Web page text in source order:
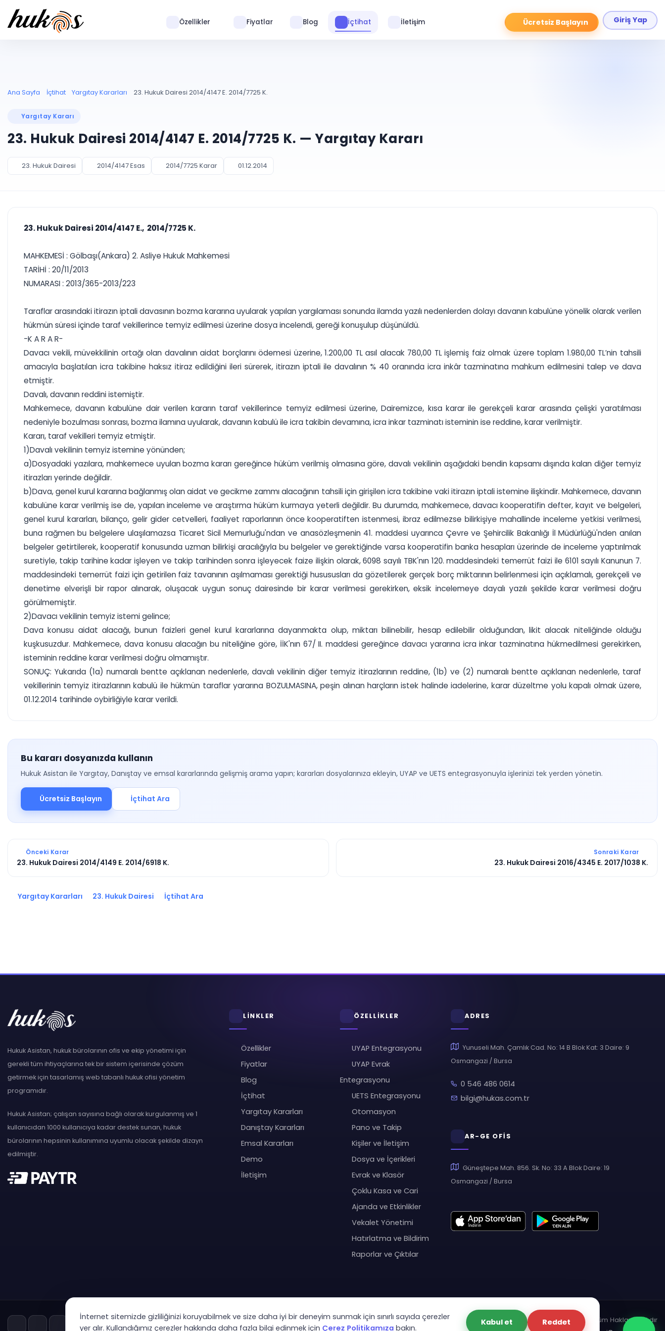
Ücretsiz Başlayın Giriş Yap
Özellikler Fiyatlar Blog İçtihat İletişim
Ana Sayfa İçtihat Yargıtay Kararları 23. Hukuk Dairesi 2014/4147 E. 2014/7725 K.
Yargıtay Kararı
23. Hukuk Dairesi 2014/4147 E. 2014/7725 K. — Yargıtay Kararı
23. Hukuk Dairesi 2014/4147 Esas 2014/7725 Karar 01.12.2014
23. Hukuk Dairesi 2014/4147 E., 2014/7725 K.
MAHKEMESİ : Gölbaşı(Ankara) 2. Asliye Hukuk Mahkemesi
TARİHİ : 20/11/2013
NUMARASI : 2013/365-2013/223
Taraflar arasındaki itirazın iptali davasının bozma kararına uyularak yapılan yargılaması sonunda ilamda yazılı nedenlerden dolayı davanın kabulüne yönelik olarak verilen
hükmün süresi içinde taraf vekillerince temyiz edilmesi üzerine dosya incelendi, gereği konuşulup düşünüldü.
-K A R A R-
Davacı vekili, müvekkilinin ortağı olan davalının aidat borçlarını ödemesi üzerine, 1.200,00 TL asıl alacak 780,00 TL işlemiş faiz olmak üzere toplam 1.980,00 TL’nin tahsili
amacıyla başlatılan icra takibine haksız itiraz edildiğini ileri sürerek, itirazın iptali ile davalının % 40 oranında icra inkâr tazminatına mahkum edilmesini talep ve dava
etmiştir.
Davalı, davanın reddini istemiştir.
Mahkemece, davanın kabulüne dair verilen kararın taraf vekillerince temyiz edilmesi üzerine, Dairemizce, kısa karar ile gerekçeli karar arasında çelişki yaratılması
nedeniyle bozulması sonrası, bozma ilamına uyularak, davanın kabulü ile icra takibin devamına, icra inkar tazminatı isteminin ise reddine, karar verilmiştir.
Kararı, taraf vekilleri temyiz etmiştir.
1)Davalı vekilinin temyiz istemine yönünden;
a)Dosyadaki yazılara, mahkemece uyulan bozma kararı gereğince hüküm verilmiş olmasına göre, davalı vekilinin aşağıdaki bendin kapsamı dışında kalan diğer temyiz
itirazları yerinde değildir.
b)Dava, genel kurul kararına bağlanmış olan aidat ve gecikme zammı alacağının tahsili için girişilen icra takibine vaki itirazın iptali istemine ilişkindir. Mahkemece, davanın
kabulüne karar verilmiş ise de, yapılan inceleme ve araştırma hüküm kurmaya yeterli değildir. Bu durumda, mahkemece, davacı kooperatifin defter, kayıt ve belgeleri,
genel kurul kararları, bilanço, gelir gider cetvelleri, faaliyet raporlarının önce kooperatiften istenmesi, ibraz edilmezse bilirkişiye mahallinde inceleme yetkisi verilmesi,
buna rağmen bu belgelere ulaşılamazsa Ticaret Sicil Memurluğu'ndan ve anasözleşmenin 41. maddesi uyarınca Çevre ve Şehircilik Bakanlığı İl Müdürlüğü'nden anılan
belgeler getirtilerek, kooperatif konusunda uzman bilirkişi aracılığıyla bu belgeler ve gerektiğinde varsa kooperatifin banka hesapları üzerinde de inceleme yaptırılmak
suretiyle, takip tarihine kadar işleyen ve takip tarihinden sonra işleyecek faize ilişkin olarak, 6098 sayılı TBK'nın 120. maddesindeki temerrüt faizi ile 6101 sayılı Kanunun 7.
maddesindeki temerrüt faizi için getirilen faiz tavanının aşılmaması gerektiği husususları da gözetilerek gerçek borç miktarının belirlenmesi için açıklamalı, gerekçeli ve
denetime elverişli bir rapor alınarak, oluşacak uygun sonuç dairesinde bir karar verilmesi gerekirken, eksik incelemeye dayalı yazılı şekilde karar verilmesi doğru
görülmemiştir.
2)Davacı vekilinin temyiz istemi gelince;
Dava konusu aidat alacağı, bunun faizleri genel kurul kararlarına dayanmakta olup, miktarı bilinebilir, hesap edilebilir olduğundan, likit alacak niteliğinde olduğu
kuşkusuzdur. Mahkemece, dava konusu alacağın bu niteliğine göre, İİK'nın 67/ II. maddesi gereğince davacı yararına icra inkar tazminatına hükmedilmesi gerekirken,
isteminin reddine karar verilmesi doğru olmamıştır.
SONUÇ: Yukarıda (1a) numaralı bentte açıklanan nedenlerle, davalı vekilinin diğer temyiz itirazlarının reddine, (1b) ve (2) numaralı bentte açıklanan nedenlerle, taraf
vekillerinin temyiz itirazlarının kabulü ile hükmün taraflar yararına BOZULMASINA, peşin alınan harçların istek halinde iadelerine, karar düzeltme yolu kapalı olmak üzere,
01.12.2014 tarihinde oybirliğiyle karar verildi.
Bu kararı dosyanızda kullanın
Hukuk Asistan ile Yargıtay, Danıştay ve emsal kararlarında gelişmiş arama yapın; kararları dosyalarınıza ekleyin, UYAP ve UETS entegrasyonuyla işlerinizi tek yerden yönetin.
Ücretsiz Başlayın İçtihat Ara
Önceki Karar
23. Hukuk Dairesi 2014/4149 E. 2014/6918 K.
Sonraki Karar
23. Hukuk Dairesi 2016/4345 E. 2017/1038 K.
Yargıtay Kararları 23. Hukuk Dairesi İçtihat Ara
Hukuk Asistan, hukuk bürolarının ofis ve ekip yönetimi için
gerekli tüm ihtiyaçlarına tek bir sistem içerisinde çözüm
getirmek için tasarlamış web tabanlı hukuk ofisi yönetim
programıdır.
Hukuk Asistan; çalışan sayısına bağlı olarak kurgulanmış ve 1
kullanıcıdan 1000 kullanıcıya kadar destek sunan, hukuk
bürolarının hepsinin kullanımına uyumlu olacak şekilde dizayn
edilmiştir.
LİNKLER
Özellikler
Fiyatlar
Blog
İçtihat
Yargıtay Kararları
Danıştay Kararları
Emsal Kararları
Demo
İletişim
ÖZELLİKLER
UYAP Entegrasyonu
UYAP Evrak
Entegrasyonu
UETS Entegrasyonu
Otomasyon
Pano ve Takip
Kişiler ve İletişim
Dosya ve İçerikleri
Evrak ve Klasör
Çoklu Kasa ve Cari
Ajanda ve Etkinlikler
Vekalet Yönetimi
Hatırlatma ve Bildirim
Raporlar ve Çıktılar
ADRES
Yunuseli Mah. Çamlık Cad. No: 14 B Blok Kat: 3 Daire: 9
Osmangazi / Bursa
0 546 486 0614
bilgi@hukas.com.tr
AR-GE OFİS
Güneştepe Mah. 856. Sk. No: 33 A Blok Daire: 19
Osmangazi / Bursa
Copyright © 2007 - 2026 Hukas | Hukuk Asistan • Tüm Hakları Saklıdır
İnternet sitemizde gizliliğinizi koruyabilmek ve size daha iyi bir deneyim sunmak için sınırlı sayıda çerezler
yer alır. Kullandığımız çerezler hakkında daha fazla bilgi edinmek için Çerez Politikamıza bakın.
Kabul et Reddet